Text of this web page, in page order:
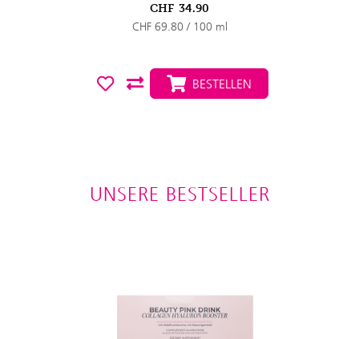
CHF 34.90
CHF 69.80 / 100 ml
BESTELLEN
UNSERE BESTSELLER